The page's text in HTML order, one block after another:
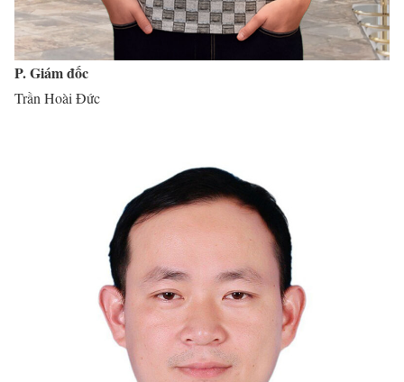
P. Giám đốc
Trần Hoài Đức